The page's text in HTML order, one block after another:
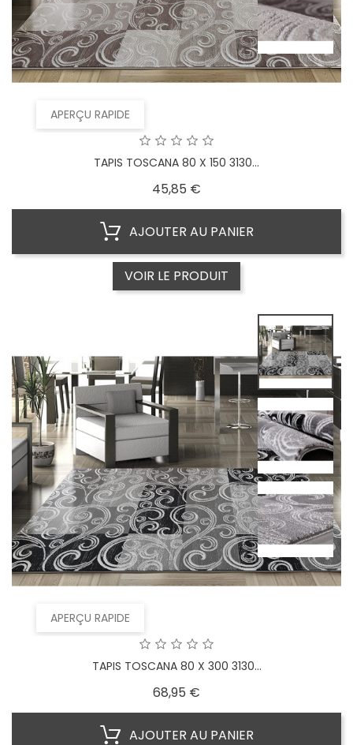
APERÇU RAPIDE
TAPIS TOSCANA 80 X 150 3130...
45,85 €
AJOUTER AU PANIER
VOIR LE PRODUIT
APERÇU RAPIDE
TAPIS TOSCANA 80 X 300 3130...
68,95 €
AJOUTER AU PANIER